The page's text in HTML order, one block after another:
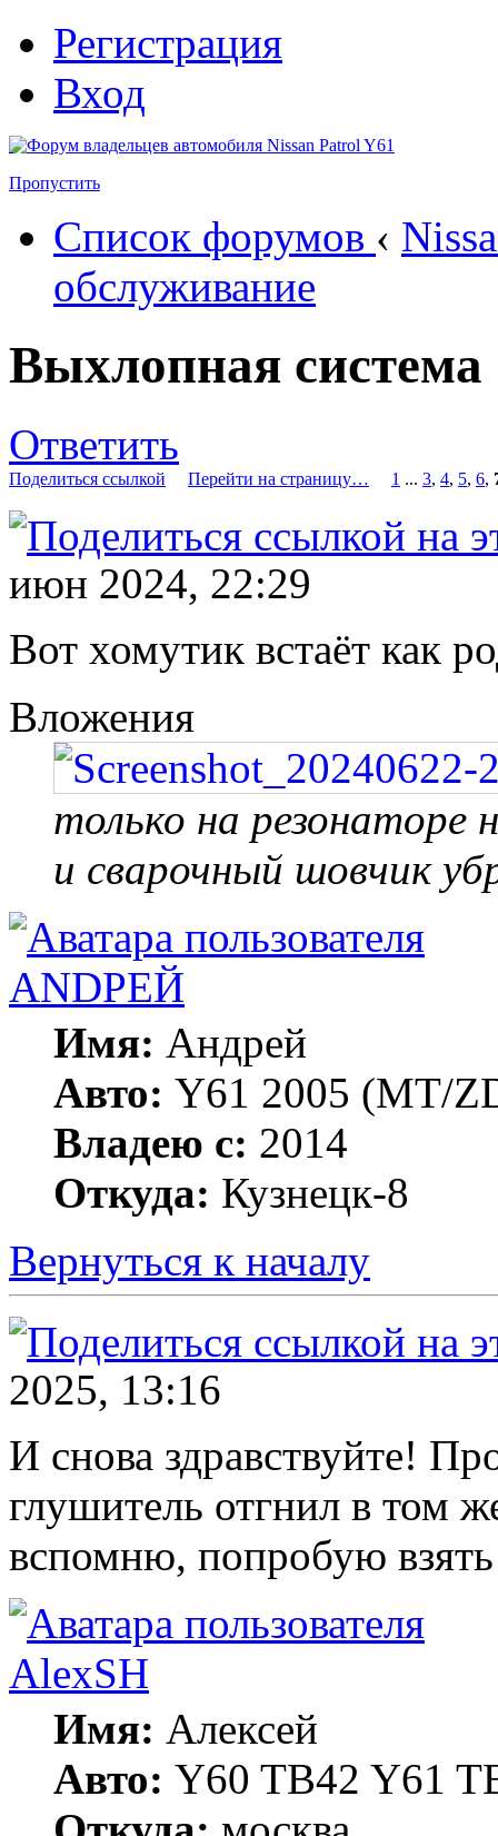
Регистрация
Вход
Пропустить
Список форумов ‹
обслуживание
Выхлопная система
Ответить
Поделиться ссылкой Перейти на страницу… 1 ... 3, 4, 5, 6,
июн 2024, 22:29
Вот хомутик встаёт как
Вложения
только на резонаторе
и сварочный шовчик
ANDРЕЙ
Имя: Андрей
Авто: Y61 2005 (МT/
Владею с: 2014
Откуда: Кузнецк-8
Вернуться к началу
2025, 13:16
И снова здравствуйте!
глушитель отгнил в том
вспомню, попробую
AlexSH
Имя: Алексей
Авто: Y60 TB42 Y61